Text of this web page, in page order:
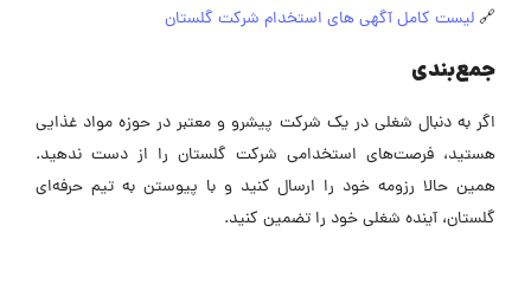
🔗لیست کامل آگهی های استخدام شرکت گلستان
جمع‌بندی
اگر به دنبال شغلی در یک شرکت پیشرو و معتبر در حوزه مواد غذایی
هستید، فرصت‌های استخدامی شرکت گلستان را از دست ندهید.
همین حالا رزومه خود را ارسال کنید و با پیوستن به تیم حرفه‌ای
گلستان، آینده شغلی خود را تضمین کنید.